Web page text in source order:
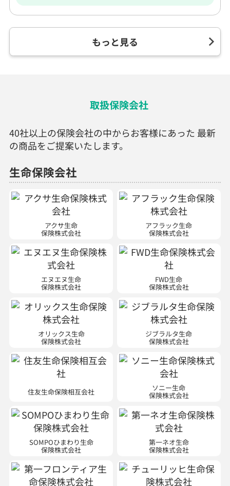
もっと見る
取扱保険会社
40社以上の保険会社の中からお客様にあった 最新
の商品をご提案いたします。
生命保険会社
アクサ生命
保険株式会社
アフラック生命
保険株式会社
エヌエヌ生命
保険株式会社
FWD生命
保険株式会社
オリックス生命
保険株式会社
ジブラルタ生命
保険株式会社
住友生命保険相互会社 ソニー生命
保険株式会社
SOMPOひまわり生命
保険株式会社
第一ネオ生命
保険株式会社